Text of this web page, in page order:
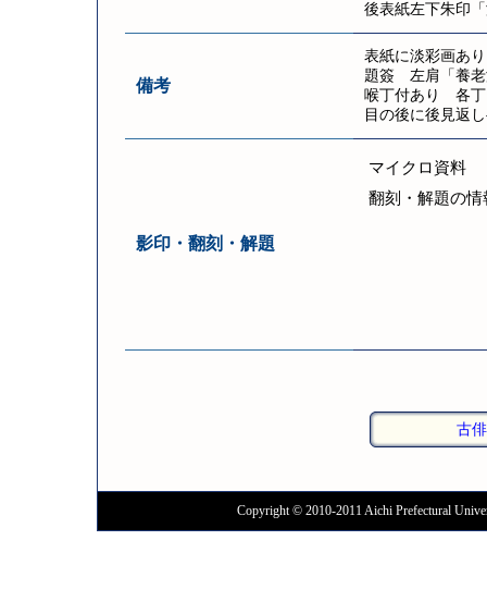
後表紙左下朱印
備考
表紙に淡彩画あり
題簽 左肩「養老
喉丁付あり 各丁
目の後に後見返
影印・翻刻・解題
マイクロ資料
翻刻・解題の情
古
Copyright © 2010-2011 Aichi Prefectural